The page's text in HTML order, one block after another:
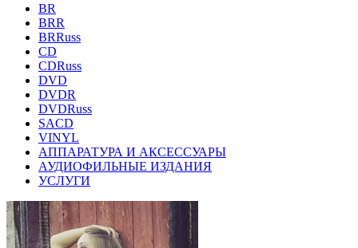
BR
BRR
BRRuss
CD
CDRuss
DVD
DVDR
DVDRuss
SACD
VINYL
АППАРАТУРА И АКСЕССУАРЫ
АУДИОФИЛЬНЫЕ ИЗДАНИЯ
УСЛУГИ